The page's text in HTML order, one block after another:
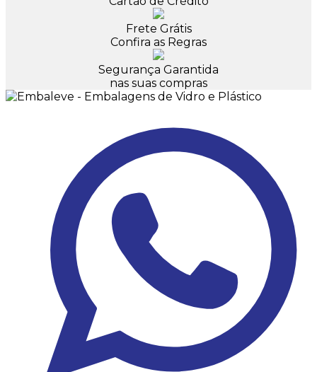
Frete Grátis
Confira as Regras
Segurança Garantida
nas suas compras